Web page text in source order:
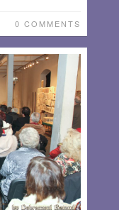
0 COMMENTS